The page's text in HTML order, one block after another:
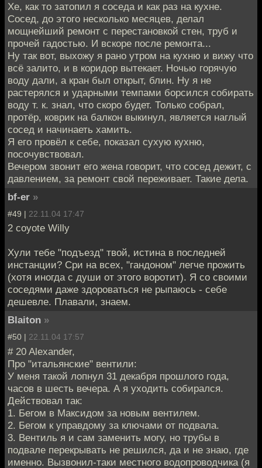
Хе, как то затопил я соседа и как раз на кухне.
Сосед, до этого несколько месяцев, делал
мощнейший ремонт с перестановкой стен, труб и
прочей гадостью. И вскоре после ремонта...
Ну так вот, выхожу я рано утром на кухню и вижу что
всё залито, и в коридор вытекает. Ночью горячую
воду дали, а кран был открыт, блин. Ну я не
растерялся и ударными темпами борсился собирать
воду т. к. знал, что скоро будет. Только собрал,
протёр, коврик на балкон выкинул, является наглый
сосед и начинаеть хамить.
Я его провёл к себе, показал сухую кухню,
посочувствовал.
Вечером звонит его жена говорит, что сосед дежит, с
давлением, за ремонт свой переживает. Такие дела.
bf-er »
#49 | 22.11.04 17:47
2 coyote Willy
Хули тебе "подъезд" твой, истина в последней
инстанции? Сри на всех, "гандоном" легче прожить
(хотя иногда с души от этого воротит). Я со своими
соседями даже здороваться не рыпаюсь - себе
дешевле. Плавали, знаем.
Blaiton »
#50 | 22.11.04 17:57
# 20 Alexander,
Про "итальянские" вентили:
У меня такой лопнул 31 декабря прошлого года,
часов в шесть вечера. А я уходить собирался.
Действовал так:
1. Бегом в Максидом за новым вентилем.
2. Бегом к управдому за ключами от подвала.
3. Вентиль я и сам заменить могу, но трубы в
подвале перекрывать не решился, да и не знаю, где
именно. Вызвонил-таки местного водопроводчика (я